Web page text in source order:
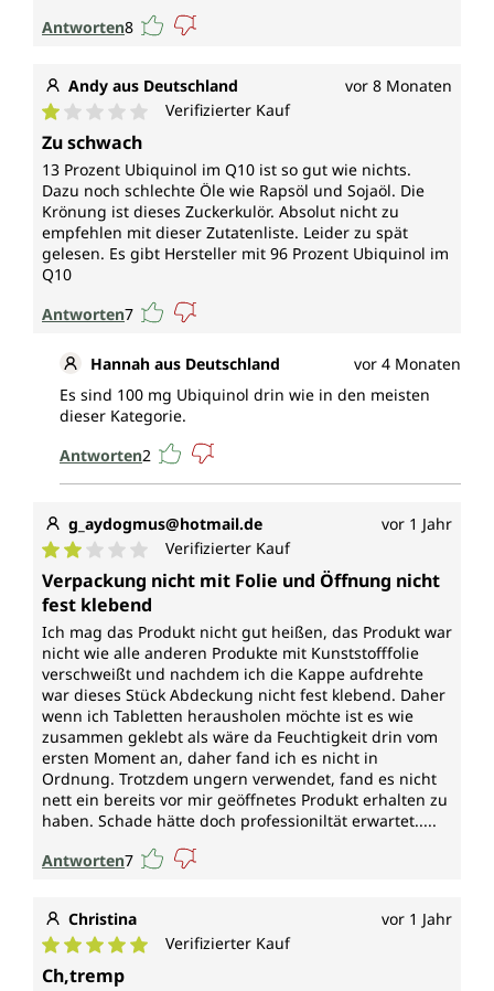
Antworten8
Andy aus Deutschland vor 8 Monaten
Durchschnittliche Bewertung von 1 von 5 Sternen
Verifizierter Kauf
Zu schwach
13 Prozent Ubiquinol im Q10 ist so gut wie nichts.
Dazu noch schlechte Öle wie Rapsöl und Sojaöl. Die
Krönung ist dieses Zuckerkulör. Absolut nicht zu
empfehlen mit dieser Zutatenliste. Leider zu spät
gelesen. Es gibt Hersteller mit 96 Prozent Ubiquinol im
Q10
Antworten7
Hannah aus Deutschland
vor 4 Monaten
Es sind 100 mg Ubiquinol drin wie in den meisten
dieser Kategorie.
Antworten2
g_aydogmus@hotmail.de vor 1 Jahr
Durchschnittliche Bewertung von 2 von 5 Sternen
Verifizierter Kauf
Verpackung nicht mit Folie und Öffnung nicht
fest klebend
Ich mag das Produkt nicht gut heißen, das Produkt war
nicht wie alle anderen Produkte mit Kunststofffolie
verschweißt und nachdem ich die Kappe aufdrehte
war dieses Stück Abdeckung nicht fest klebend. Daher
wenn ich Tabletten herausholen möchte ist es wie
zusammen geklebt als wäre da Feuchtigkeit drin vom
ersten Moment an, daher fand ich es nicht in
Ordnung. Trotzdem ungern verwendet, fand es nicht
nett ein bereits vor mir geöffnetes Produkt erhalten zu
haben. Schade hätte doch professioniltät erwartet.....
Antworten7
Christina vor 1 Jahr
Durchschnittliche Bewertung von 5 von 5 Sternen
Verifizierter Kauf
Ch,tremp